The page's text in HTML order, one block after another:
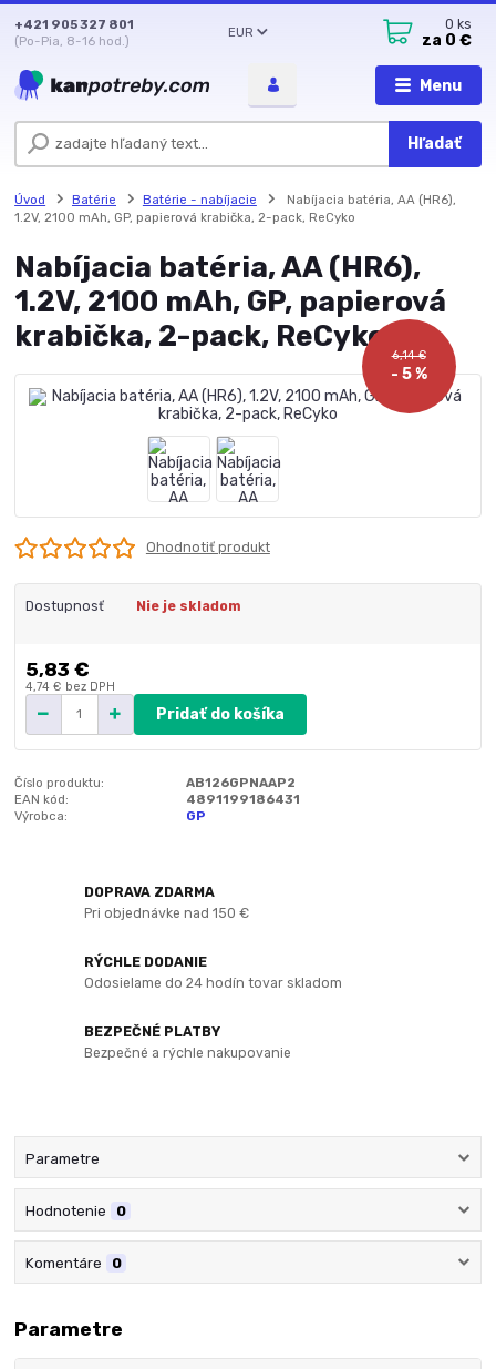
Menu
EUR
Hľadať
+421 905 327 801
(Po-Pia, 8-16 hod.)
0 ks
za 0 €
Úvod Batérie Batérie - nabíjacie
Nabíjacia batéria, AA (HR6),
1.2V, 2100 mAh, GP, papierová krabička, 2-pack, ReCyko
Nabíjacia batéria, AA (HR6),
1.2V, 2100 mAh, GP, papierová
krabička, 2-pack, ReCyko
6,14 €
- 5 %
Ohodnotiť produkt
Dostupnosť Nie je skladom
5,83 €
4,74 € bez DPH
Pridať do košíka
Číslo produktu:
AB126GPNAAP2
EAN kód:
4891199186431
Výrobca:
GP
DOPRAVA ZDARMA
Pri objednávke nad 150 €
RÝCHLE DODANIE
Odosielame do 24 hodín tovar skladom
BEZPEČNÉ PLATBY
Bezpečné a rýchle nakupovanie
Parametre
Hodnotenie 0
Komentáre 0
Parametre